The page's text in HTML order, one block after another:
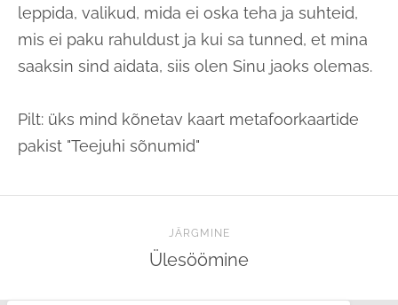
leppida, valikud, mida ei oska teha ja suhteid,
mis ei paku rahuldust ja kui sa tunned, et mina
saaksin sind aidata, siis olen Sinu jaoks olemas.
Pilt: üks mind kõnetav kaart metafoorkaartide
pakist "Teejuhi sõnumid"
JÄRGMINE
Ülesöömine